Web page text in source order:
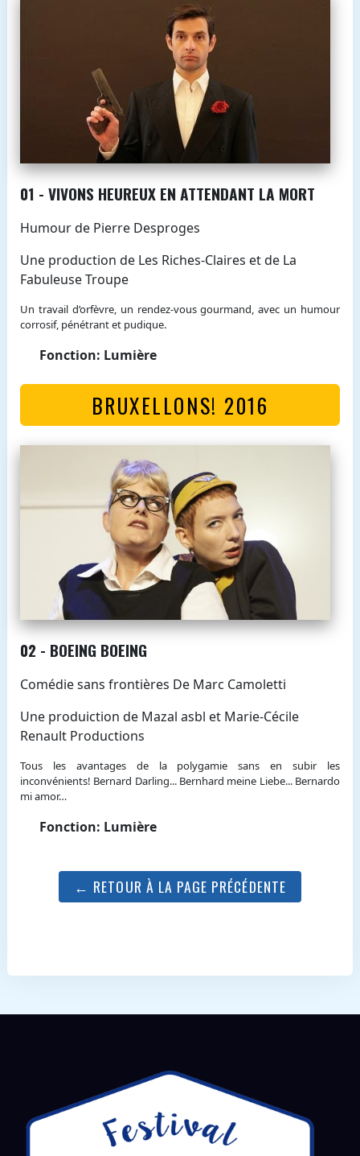
01 - VIVONS HEUREUX EN ATTENDANT LA MORT
Humour de Pierre Desproges
Une production de Les Riches-Claires et de La
Fabuleuse Troupe
Un travail d’orfèvre, un rendez-vous gourmand, avec un humour
corrosif, pénétrant et pudique.
Fonction: Lumière
BRUXELLONS! 2016
02 - BOEING BOEING
Comédie sans frontières De Marc Camoletti
Une produiction de Mazal asbl et Marie-Cécile
Renault Productions
Tous les avantages de la polygamie sans en subir les
inconvénients! Bernard Darling... Bernhard meine Liebe... Bernardo
mi amor…
Fonction: Lumière
← RETOUR À LA PAGE PRÉCÉDENTE